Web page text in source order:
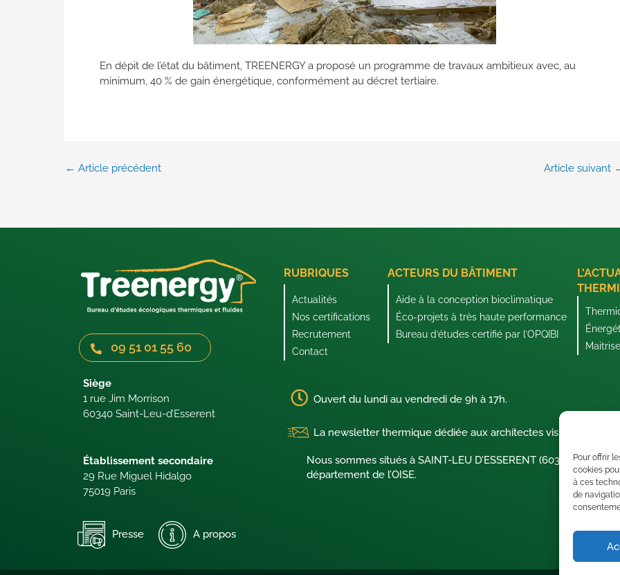
Pour offrir
cookies
à ces
de
En dépit de l’état du bâtiment, TREENERGY a proposé un programme de travaux ambitieux avec, au
minimum, 40 % de gain énergétique, conformément au décret tertiaire.
← Article précédent Article suivant
09 51 01 55 60
Siège
1 rue Jim Morrison
60340 Saint-Leu-d’Esserent
Établissement secondaire
29 Rue Miguel Hidalgo
75019 Paris
Presse A propos
RUBRIQUES
Actualités
Nos certifications
Recrutement
Contact
ACTEURS DU BÂTIMENT
Aide à la conception bioclimatique
Éco-projets à très haute performance
Bureau d’études certifié par l’OPQIBI
Ouvert du lundi au vendredi de 9h à 17h.
La newsletter thermique dédiée aux architectes visionnaires !
Nous sommes situés à SAINT-LEU D’ESSERENT (60340) dans le
département de l’OISE.